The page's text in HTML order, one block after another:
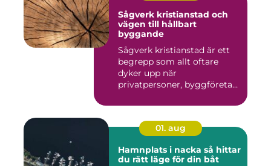
Sågverk kristianstad och
vägen till hållbart
byggande
Sågverk kristianstad är ett
begrepp som allt oftare
dyker upp när
privatpersoner, byggföretag
01. aug
Hamnplats i nacka så hittar
du rätt läge för din båt